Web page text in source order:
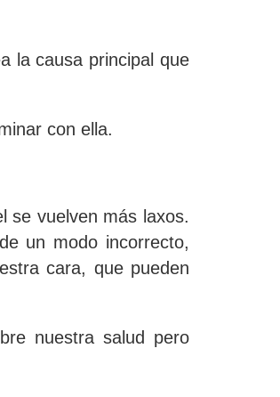
lacausa principal que
con ella.
se vuelven más laxos.
un modo incorrecto,
cara, que pueden
nuestra salud pero